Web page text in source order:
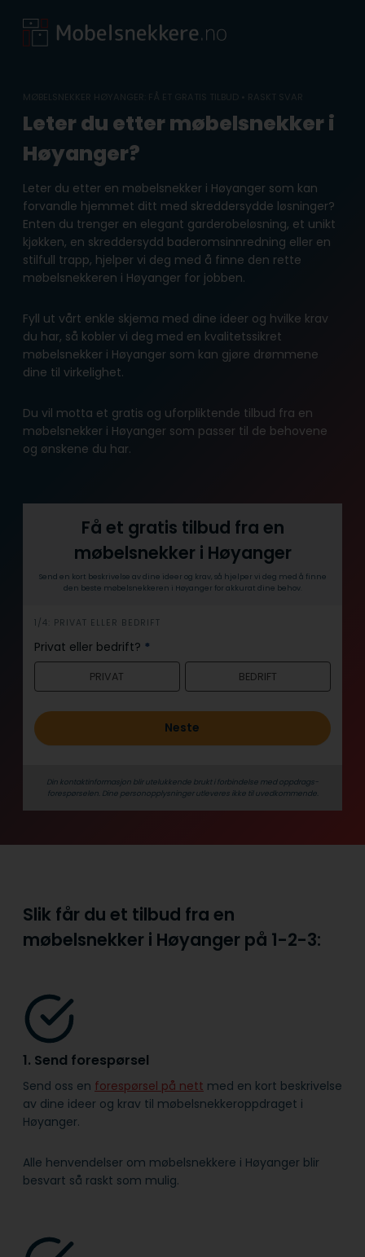
content
MØBELSNEKKER HØYANGER: FÅ ET GRATIS TILBUD • RASKT SVAR
Leter du etter møbelsnekker i
Høyanger?
Leter du etter en møbelsnekker i Høyanger som kan
forvandle hjemmet ditt med skreddersydde løsninger?
Enten du trenger en elegant garderobeløsning, et unikt
kjøkken, en skreddersydd baderomsinnredning eller en
stilfull trapp, hjelper vi deg med å finne den rette
møbelsnekkeren i Høyanger for jobben.
Fyll ut vårt enkle skjema med dine ideer og hvilke krav
du har, så kobler vi deg med en kvalitetssikret
møbelsnekker i Høyanger som kan gjøre drømmene
dine til virkelighet.
Du vil motta et gratis og uforpliktende tilbud fra en
møbelsnekker i Høyanger som passer til de behovene
og ønskene du har.
Få et gratis tilbud fra en
møbelsnekker i Høyanger
Send en kort beskrivelse av dine ideer og krav, så hjelper vi deg med å finne
den beste møbelsnekkeren i Høyanger for akkurat dine behov.
h
e
r
1/4: PRIVAT ELLER BEDRIFT
Privat eller bedrift? *
PRIVAT BEDRIFT
Neste
Din kontaktinformasjon blir utelukkende brukt i forbindelse med oppdrags­
forespørselen. Dine person­­opplysninger utleveres ikke til uvedkommende.
Slik får du et tilbud fra en
møbelsnekker i Høyanger på 1-2-3:
1. Send forespørsel
Send oss en forespørsel på nett med en kort beskrivelse
av dine ideer og krav til møbelsnekkeroppdraget i
Høyanger.
Alle henvendelser om møbelsnekkere i Høyanger blir
besvart så raskt som mulig.